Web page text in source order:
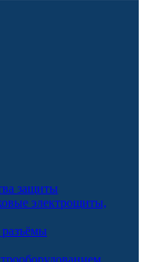
защиты
электрощиты,